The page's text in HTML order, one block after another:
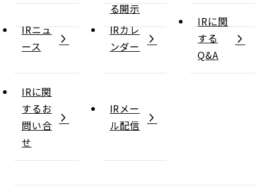
る開示
IRニュ
ース
IRカレ
ンダー
IRに関
する
Q&A
IRに関
するお
問い合
せ
IRメー
ル配信